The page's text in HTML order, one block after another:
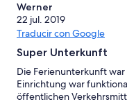
Werner
22 jul. 2019
Traducir con Google
Super Unterkunft
Die Ferienunterkunft
Einrichtung war
öffentlichen